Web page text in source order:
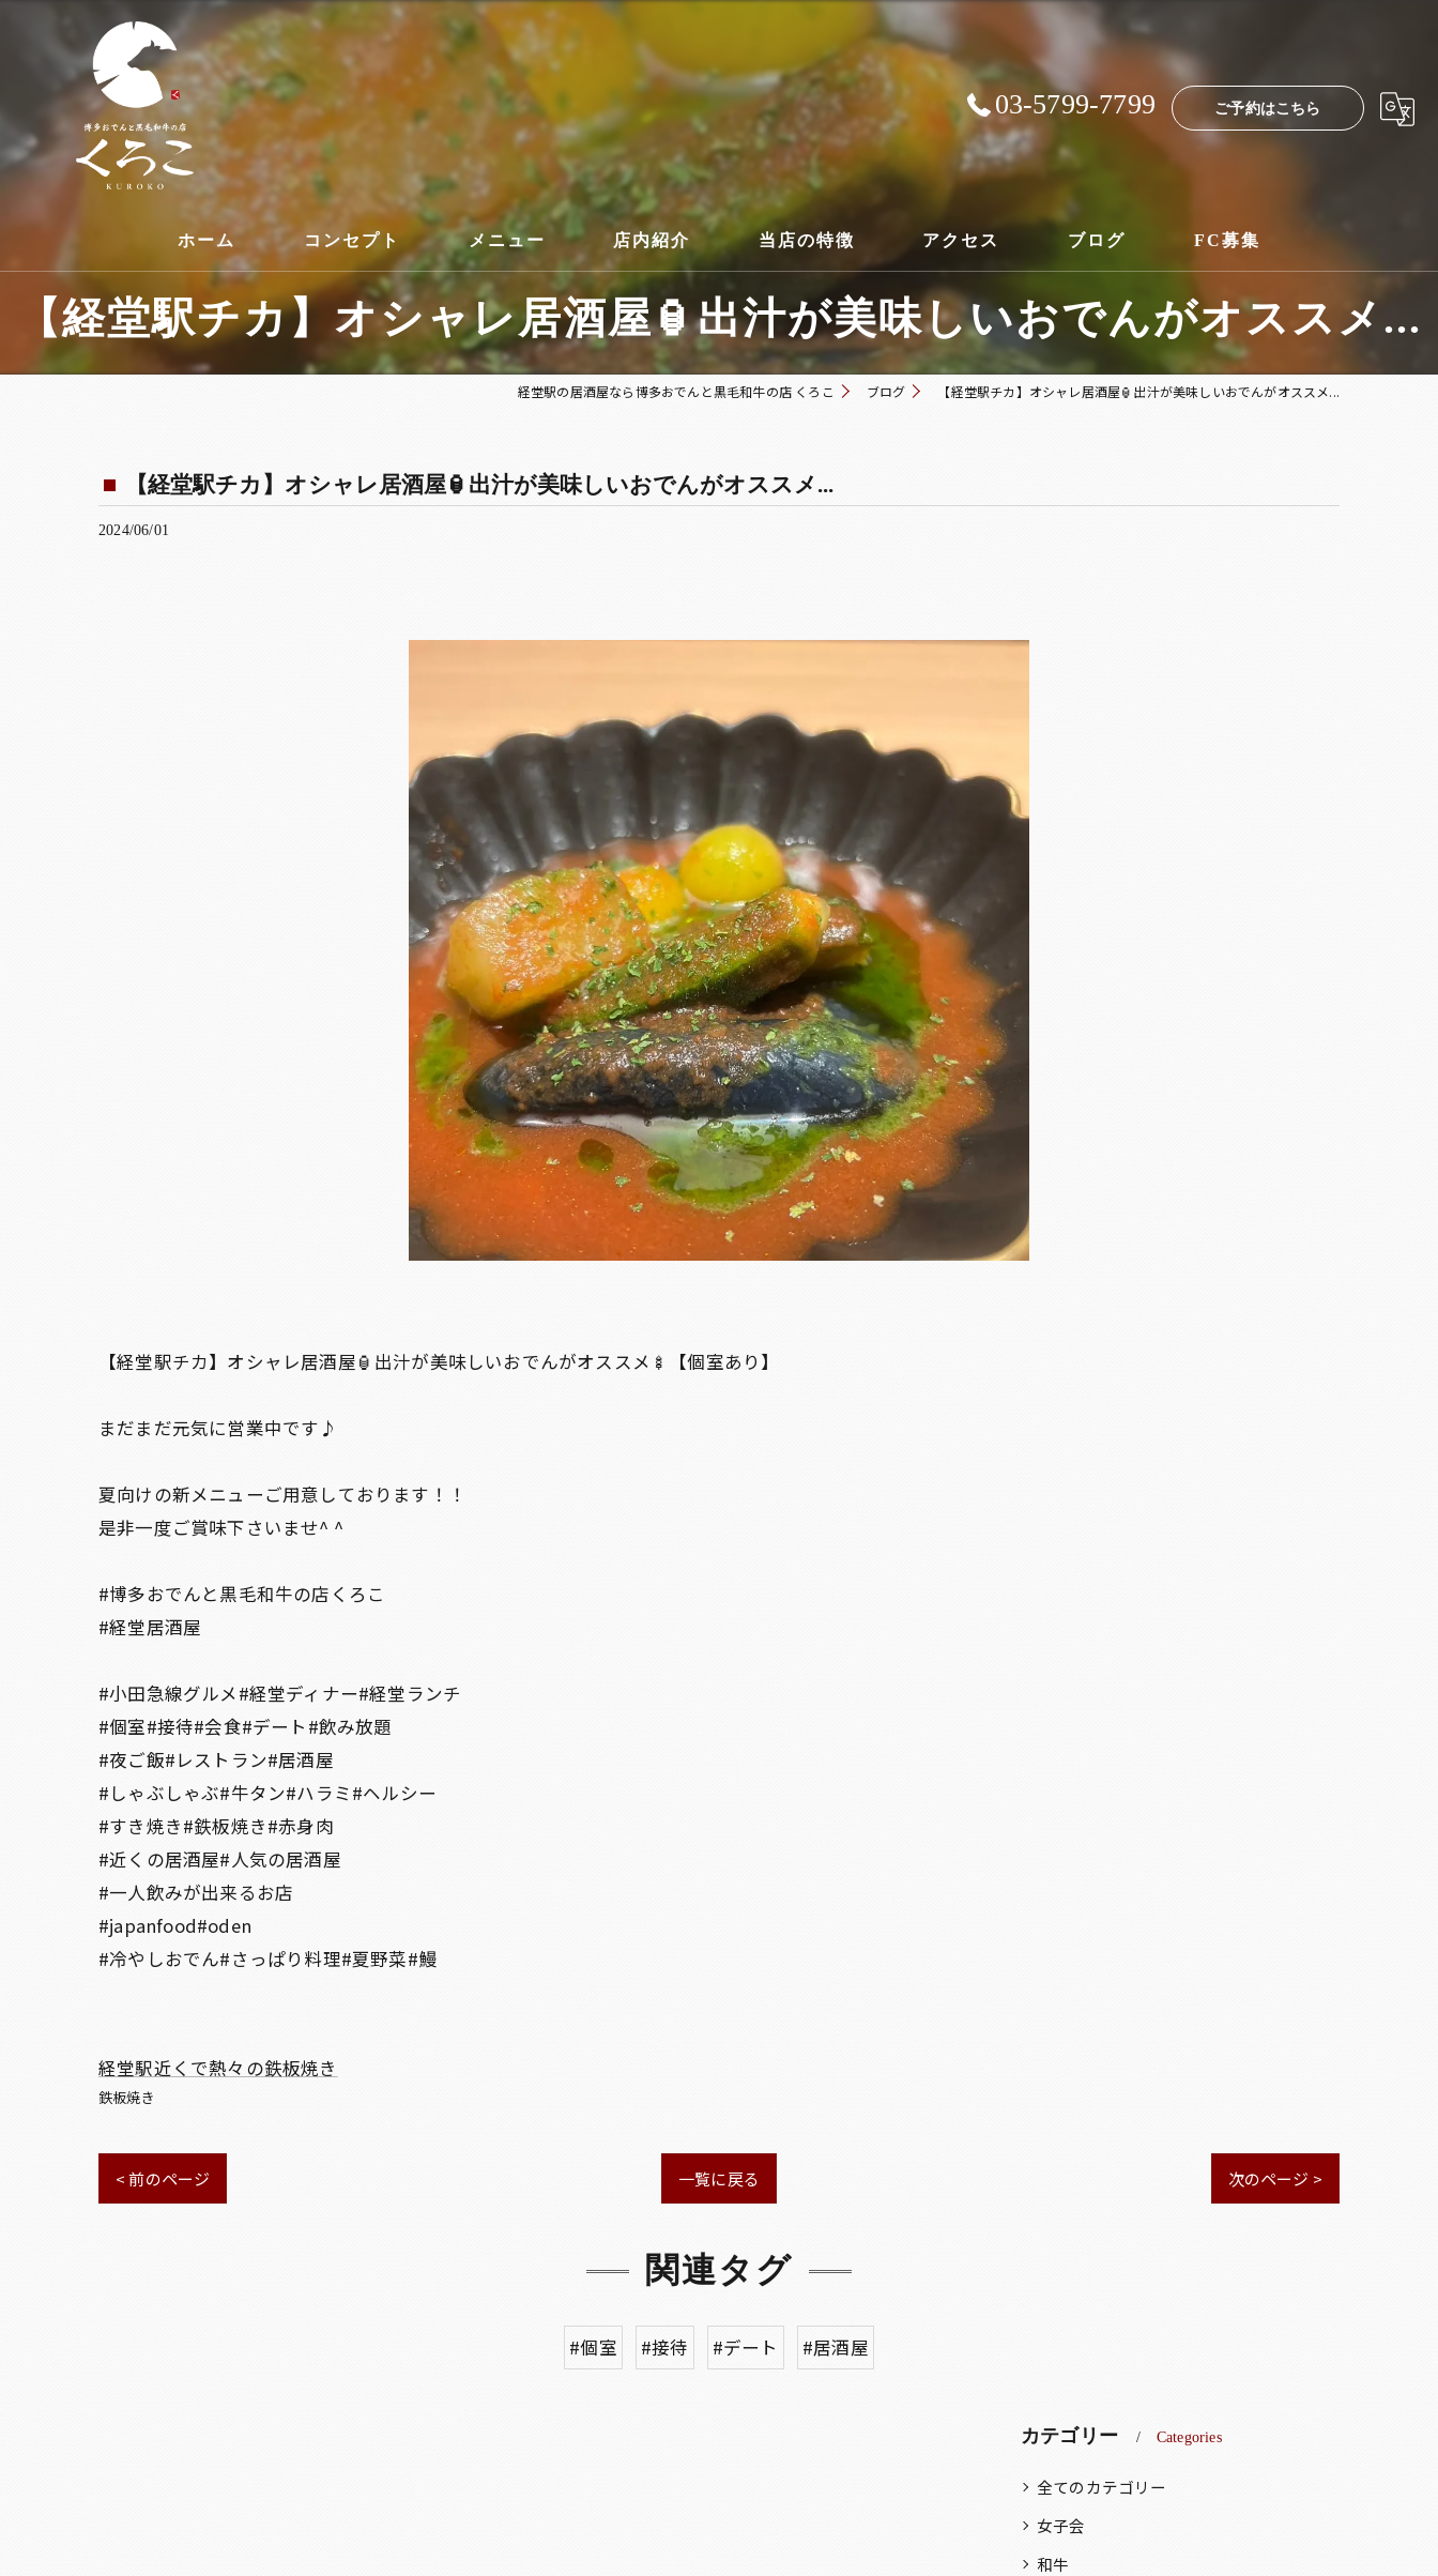
03-5799-7799 ご予約はこちら
ホーム コンセプト メニュー 店内紹介 当店の特徴
コース
アクセス ブログ FC募集
【経堂駅チカ】オシャレ居酒屋🏮出汁が美味しいおでんがオススメ...
経堂駅の居酒屋なら博多おでんと黒毛和牛の店 くろこ ブログ 【経堂駅チカ】オシャレ居酒屋🏮出汁が美味しいおでんがオススメ...
【経堂駅チカ】オシャレ居酒屋🏮出汁が美味しいおでんがオススメ...
2024/06/01
【経堂駅チカ】オシャレ居酒屋🏮出汁が美味しいおでんがオススメ🍢【個室あり】
まだまだ元気に営業中です♪
夏向けの新メニューご用意しております！！
是非一度ご賞味下さいませ^ ^
#博多おでんと黒毛和牛の店くろこ
#経堂居酒屋
#小田急線グルメ#経堂ディナー#経堂ランチ
#個室#接待#会食#デート#飲み放題
#夜ご飯#レストラン#居酒屋
#しゃぶしゃぶ#牛タン#ハラミ#ヘルシー
#すき焼き#鉄板焼き#赤身肉
#近くの居酒屋#人気の居酒屋
#一人飲みが出来るお店
#japanfood#oden
#冷やしおでん#さっぱり料理#夏野菜#鰻
経堂駅近くで熱々の鉄板焼き
鉄板焼き
< 前のページ 一覧に戻る 次のページ >
関連タグ
#個室 #接待 #デート #居酒屋
カテゴリー Categories
全てのカテゴリー
女子会
和牛